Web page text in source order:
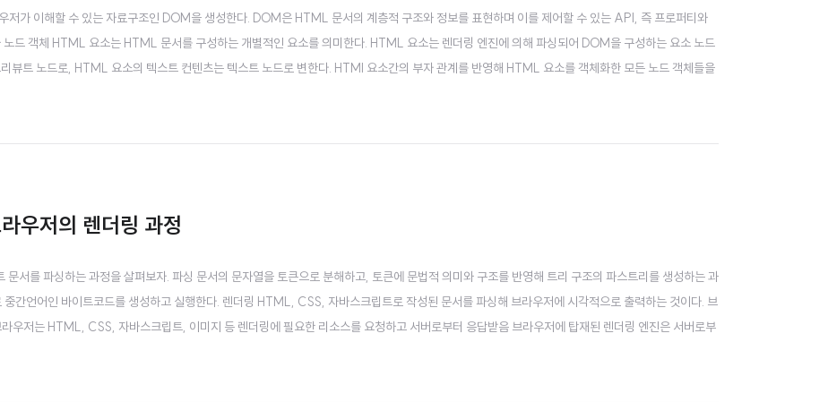
저가 이해할 수 있는 자료구조인 DOM을 생성한다. DOM은 HTML 문서의 계층적 구조와 정보를 표현하며 이를 제어할 수 있는 API, 즉 프로퍼티와
드 객체 HTML 요소는 HTML 문서를 구성하는 개별적인 요소를 의미한다. HTML 요소는 렌더링 엔진에 의해 파싱되어 DOM을 구성하는 요소 노드
뷰트 노드로, HTML 요소의 텍스트 컨텐츠는 텍스트 노드로 변한다. HTMl 요소간의 부자 관계를 반영해 HTML 요소를 객체화한 모든 노드 객체들을
우저의 렌더링 과정
서를 파싱하는 과정을 살펴보자. 파싱 문서의 문자열을 토큰으로 분해하고, 토큰에 문법적 의미와 구조를 반영해 트리 구조의 파스트리를 생성하는 과
간언어인 바이트코드를 생성하고 실행한다. 렌더링 HTML, CSS, 자바스크립트로 작성된 문서를 파싱해 브라우저에 시각적으로 출력하는 것이다. 브
우저는 HTML, CSS, 자바스크립트, 이미지 등 렌더링에 필요한 리소스를 요청하고 서버로부터 응답받음 브라우저에 탑재된 렌더링 엔진은 서버로부